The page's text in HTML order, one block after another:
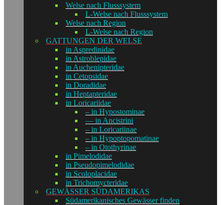
Welse nach Flusssystem
L-Welse nach Flusssystem
Welse nach Region
L-Welse nach Region
GATTUNGEN DER WELSE
in Aspredinidae
in Astroblepidae
in Auchenipteridae
in Cetopsidae
in Doradidae
in Heptapteridae
in Loricariidae
– in Hypostominae
— in Ancistrini
– in Loricariinae
– in Hypoptopomatinae
– in Otothyrinae
in Pimelodidae
in Pseudopimelodidae
in Scoloplacidae
in Trichomycteridae
GEWÄSSER SÜDAMERIKAS
Südamerikanisches Gewässer finden